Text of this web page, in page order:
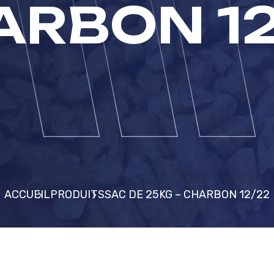
ACCUEILPRODUITSSAC DE 25KG – CHARBON 12/22